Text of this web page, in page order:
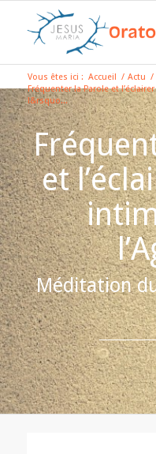
Vous êtes ici : Accueil / Actu /
Fréquenter la Parole et
l&rsquo...
et
Méditation